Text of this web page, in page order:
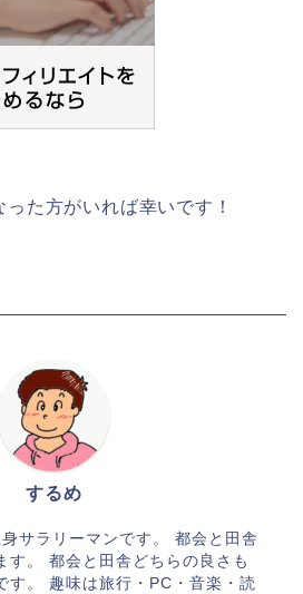
た方がいれば幸いです！
するめ
サラリーマンです。 都会と田舎
す。 都会と田舎どちらの良さも
す。 趣味は旅行・PC・音楽・読